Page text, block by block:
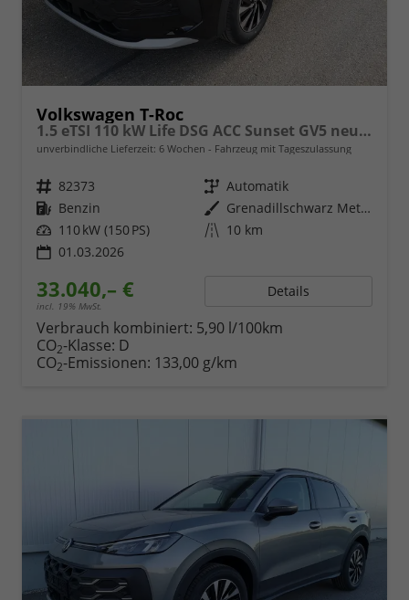
Volkswagen T-Roc
1.5 eTSI 110 kW Life DSG ACC Sunset GV5 neues Modell
unverbindliche Lieferzeit: 6 Wochen Fahrzeug mit Tageszulassung
Fahrzeugnr. 82373 Getriebe Automatik
Kraftstoff Benzin Außenfarbe
Grenadillschwarz Metallic
Leistung 110 kW (150 PS) Kilometerstand 10 km
01.03.2026
33.040,– €
incl. 19% MwSt.
Details
Verbrauch kombiniert: 5,90 l/100km
CO2-Klasse: D
CO2-Emissionen: 133,00 g/km